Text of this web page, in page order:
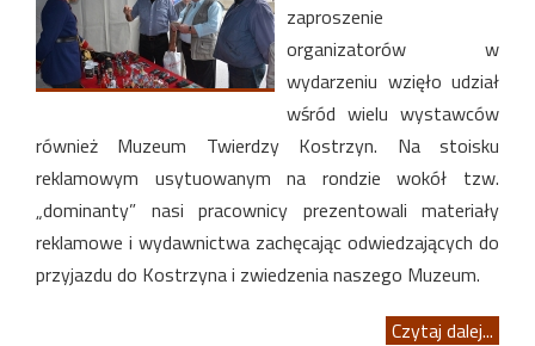
zaproszenie
organizatorów w
wydarzeniu wzięło udział
wśród wielu wystawców
również Muzeum Twierdzy Kostrzyn. Na stoisku
reklamowym usytuowanym na rondzie wokół tzw.
„dominanty” nasi pracownicy prezentowali materiały
reklamowe i wydawnictwa zachęcając odwiedzających do
przyjazdu do Kostrzyna i zwiedzenia naszego Muzeum.
Czytaj dalej...